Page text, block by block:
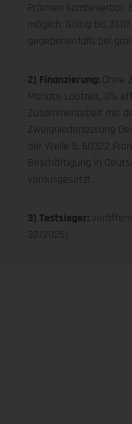
Prämien kombinierbar.
möglich. Gültig bis
gegebenenfalls bei
2) Finanzierung: Ohne
Monate Laufzeit, 0%
Zusammenarbeit mit
Zweigniederlassung
der Welle 5, 60322
Beschäftigung in
vorausgesetzt
3) Testsieger:
32/2025)